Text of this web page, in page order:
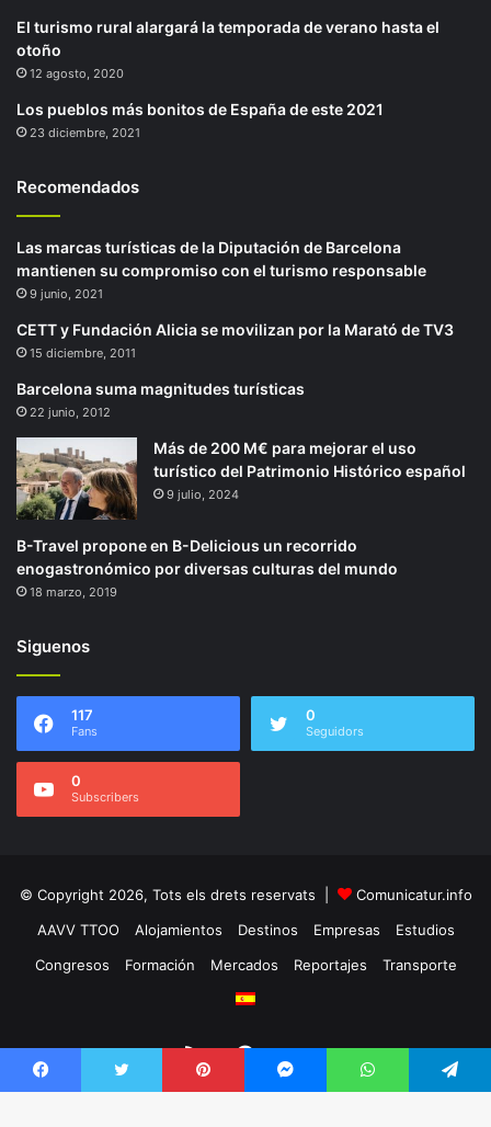
El turismo rural alargará la temporada de verano hasta el
otoño
12 agosto, 2020
Los pueblos más bonitos de España de este 2021
23 diciembre, 2021
Recomendados
Las marcas turísticas de la Diputación de Barcelona
mantienen su compromiso con el turismo responsable
9 junio, 2021
CETT y Fundación Alicia se movilizan por la Marató de TV3
15 diciembre, 2011
Barcelona suma magnitudes turísticas
22 junio, 2012
Más de 200 M€ para mejorar el uso
turístico del Patrimonio Histórico español
9 julio, 2024
B-Travel propone en B-Delicious un recorrido
enogastronómico por diversas culturas del mundo
18 marzo, 2019
Siguenos
117
Fans
0
Seguidors
0
Subscribers
© Copyright 2026, Tots els drets reservats |
Comunicatur.info
AAVV TTOO
Alojamientos Destinos Empresas
Estudios
Congresos
Formación Mercados Reportajes Transporte
RSS Facebook
Twitter
Facebook Twitter Pinterest Messenger WhatsApp Telegram